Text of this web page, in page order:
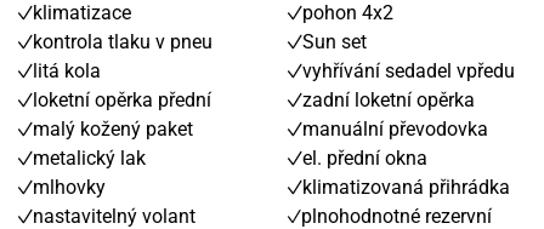
klimatizace
kontrola tlaku v pneu
litá kola
loketní opěrka přední
malý kožený paket
metalický lak
mlhovky
nastavitelný volant
pohon 4x2
Sun set
vyhřívání sedadel vpředu
zadní loketní opěrka
manuální převodovka
el. přední okna
klimatizovaná přihrádka
plnohodnotné rezervní